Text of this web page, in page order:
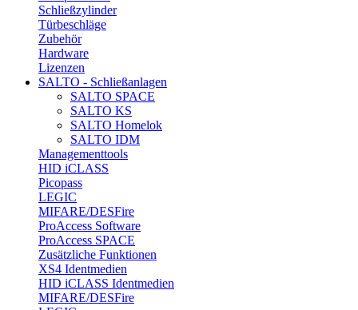
Schließzylinder
Türbeschläge
Zubehör
Hardware
Lizenzen
SALTO - Schließanlagen
SALTO SPACE
SALTO KS
SALTO Homelok
SALTO IDM
Managementtools
HID iCLASS
Picopass
LEGIC
MIFARE/DESFire
ProAccess Software
ProAccess SPACE
Zusätzliche Funktionen
XS4 Identmedien
HID iCLASS Identmedien
MIFARE/DESFire